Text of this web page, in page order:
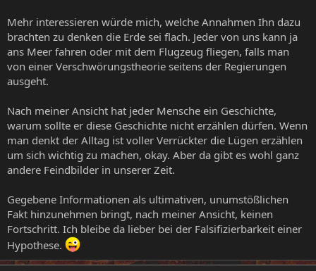
Mehr interessieren würde mich, welche Annahmen Ihn dazu
brachten zu denken die Erde sei flach. Jeder von uns kann ja
ans Meer fahren oder mit dem Flugzeug fliegen, falls man
von einer Verschwörungstheorie seitens der Regierungen
ausgeht.
Nach meiner Ansicht hat jeder Mensche ein Geschichte,
warum sollte er diese Geschichte nicht erzählen dürfen. Wenn
man denkt der Alltag ist voller Verrückter die Lügen erzählen
um sich wichtig zu machen, okay. Aber da gibt es wohl ganz
andere Feindbilder in unserer Zeit.
Gegebene Informationen als ultimativen, unumstößlichen
Fakt hinzunehmen bringt, nach meiner Ansicht, keinen
Fortschritt. Ich bleibe da lieber bei der Falsifizierbarkeit einer
Hypothese.